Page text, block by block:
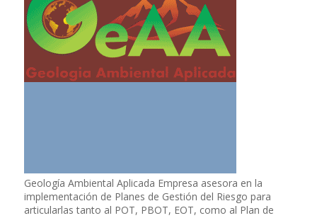
Geología Ambiental Aplicada Empresa asesora en la
implementación de Planes de Gestión del Riesgo para
articularlas tanto al POT, PBOT, EOT, como al Plan de